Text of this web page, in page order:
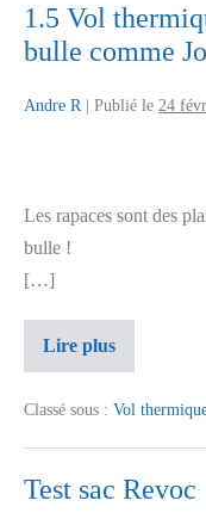
1.5 Vol
bulle comme
Andre R Publié le 24
Les rapaces sont des
[…]
Lire plus
Classé sous : Vol
Test sac Revoc